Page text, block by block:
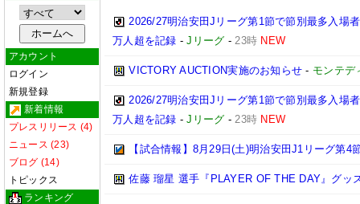
アカウント
ログイン
新規登録
新着情報
プレスリリース (4)
ニュース (23)
ブログ (14)
トピックス
ランキング
2026/27明治安田Jリーグ第1節で節別最多入場
万人超を記録 -Jリーグ -23時 NEW
VICTORY AUCTION実施のお知らせ - モンテデ
2026/27明治安田Jリーグ第1節で節別最多入場
万人超を記録 -Jリーグ -23時 NEW
【試合情報】8月29日(土)明治安田J1リーグ第4
佐藤 瑠星 選手『PLAYER OF THE DAY』グッ